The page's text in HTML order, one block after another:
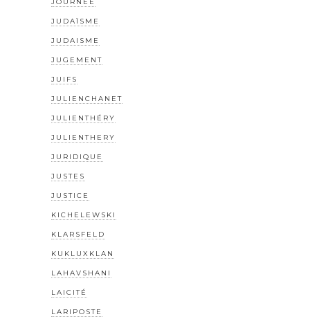
JOURNÉE
JUDAÏSME
JUDAISME
JUGEMENT
JUIFS
JULIENCHANET
JULIENTHÉRY
JULIENTHERY
JURIDIQUE
JUSTES
JUSTICE
KICHELEWSKI
KLARSFELD
KUKLUXKLAN
LAHAVSHANI
LAICITÉ
LARIPOSTE